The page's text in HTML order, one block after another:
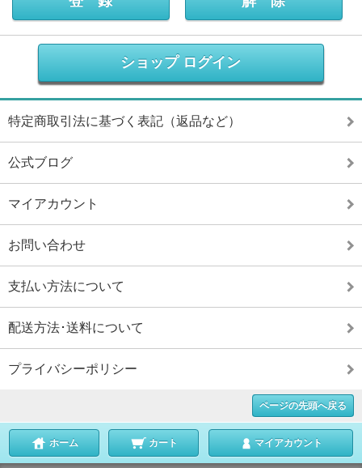
ショップ ログイン
特定商取引法に基づく表記（返品など）
公式ブログ
マイアカウント
お問い合わせ
支払い方法について
配送方法･送料について
プライバシーポリシー
ページの先頭へ戻る
ホーム カート マイアカウント